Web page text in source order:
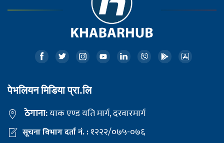
पेभलियन मिडिया प्रा.लि
ठेगाना:याक एण्ड यति मार्ग, दरवारमार्ग
सूचना विभाग दर्ता नं. :१२२२/०७५-०७६